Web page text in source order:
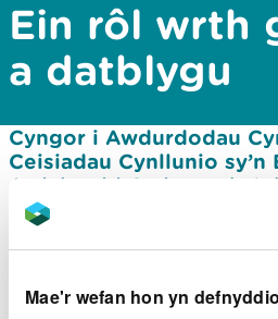
Mae'r wefan hon yn
Ein rôl wrth
a datblygu
Cyngor i Awdurdodau
Ceisiadau Cynllunio
Ardaloedd Cadwraeth
Sensitif i Faethynnau
Cyngor i awdurdodau
hynafol